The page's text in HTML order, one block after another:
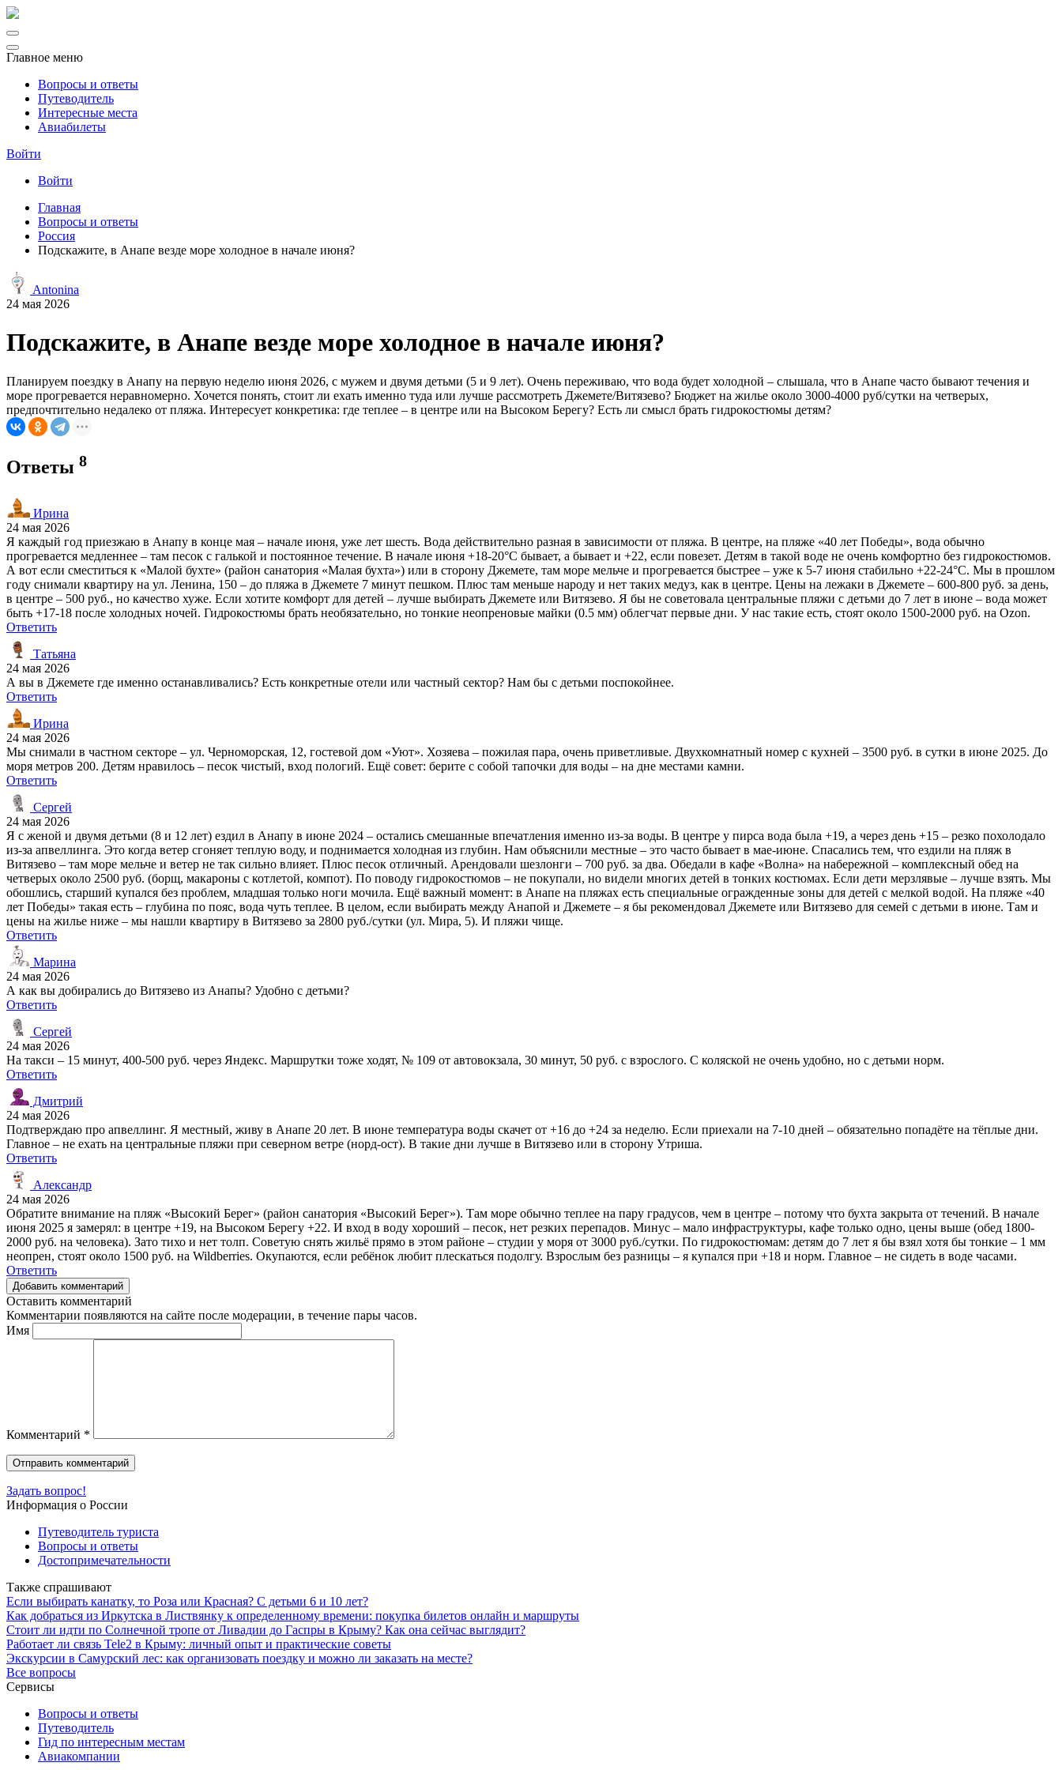
Главное меню
Вопросы и ответы
Путеводитель
Интересные места
Авиабилеты
Войти
Войти
Главная
Вопросы и ответы
Россия
Подскажите, в Анапе везде море холодное в начале июня?
Antonina
24 мая 2026
Подскажите, в Анапе везде море холодное в начале июня?
Планируем поездку в Анапу на первую неделю июня 2026, с мужем и двумя детьми (5 и 9 лет). Очень переживаю, что вода будет холодной – слышала, что в Анапе часто бывают течения и
море прогревается неравномерно. Хочется понять, стоит ли ехать именно туда или лучше рассмотреть Джемете/Витязево? Бюджет на жилье около 3000-4000 руб/сутки на четверых,
предпочтительно недалеко от пляжа. Интересует конкретика: где теплее – в центре или на Высоком Берегу? Есть ли смысл брать гидрокостюмы детям?
Ответы 8
Ирина
24 мая 2026
Я каждый год приезжаю в Анапу в конце мая – начале июня, уже лет шесть. Вода действительно разная в зависимости от пляжа. В центре, на пляже «40 лет Победы», вода обычно
прогревается медленнее – там песок с галькой и постоянное течение. В начале июня +18-20°C бывает, а бывает и +22, если повезет. Детям в такой воде не очень комфортно без гидрокостюмов.
А вот если сместиться к «Малой бухте» (район санатория «Малая бухта») или в сторону Джемете, там море мельче и прогревается быстрее – уже к 5-7 июня стабильно +22-24°C. Мы в прошлом
году снимали квартиру на ул. Ленина, 150 – до пляжа в Джемете 7 минут пешком. Плюс там меньше народу и нет таких медуз, как в центре. Цены на лежаки в Джемете – 600-800 руб. за день,
в центре – 500 руб., но качество хуже. Если хотите комфорт для детей – лучше выбирать Джемете или Витязево. Я бы не советовала центральные пляжи с детьми до 7 лет в июне – вода может
быть +17-18 после холодных ночей. Гидрокостюмы брать необязательно, но тонкие неопреновые майки (0.5 мм) облегчат первые дни. У нас такие есть, стоят около 1500-2000 руб. на Ozon.
Ответить
Татьяна
24 мая 2026
А вы в Джемете где именно останавливались? Есть конкретные отели или частный сектор? Нам бы с детьми поспокойнее.
Ответить
Ирина
24 мая 2026
Мы снимали в частном секторе – ул. Черноморская, 12, гостевой дом «Уют». Хозяева – пожилая пара, очень приветливые. Двухкомнатный номер с кухней – 3500 руб. в сутки в июне 2025. До
моря метров 200. Детям нравилось – песок чистый, вход пологий. Ещё совет: берите с собой тапочки для воды – на дне местами камни.
Ответить
Сергей
24 мая 2026
Я с женой и двумя детьми (8 и 12 лет) ездил в Анапу в июне 2024 – остались смешанные впечатления именно из-за воды. В центре у пирса вода была +19, а через день +15 – резко похолодало
из-за апвеллинга. Это когда ветер сгоняет теплую воду, и поднимается холодная из глубин. Нам объяснили местные – это часто бывает в мае-июне. Спасались тем, что ездили на пляж в
Витязево – там море мельче и ветер не так сильно влияет. Плюс песок отличный. Арендовали шезлонги – 700 руб. за два. Обедали в кафе «Волна» на набережной – комплексный обед на
четверых около 2500 руб. (борщ, макароны с котлетой, компот). По поводу гидрокостюмов – не покупали, но видели многих детей в тонких костюмах. Если дети мерзлявые – лучше взять. Мы
обошлись, старший купался без проблем, младшая только ноги мочила. Ещё важный момент: в Анапе на пляжах есть специальные огражденные зоны для детей с мелкой водой. На пляже «40
лет Победы» такая есть – глубина по пояс, вода чуть теплее. В целом, если выбирать между Анапой и Джемете – я бы рекомендовал Джемете или Витязево для семей с детьми в июне. Там и
цены на жилье ниже – мы нашли квартиру в Витязево за 2800 руб./сутки (ул. Мира, 5). И пляжи чище.
Ответить
Марина
24 мая 2026
А как вы добирались до Витязево из Анапы? Удобно с детьми?
Ответить
Сергей
24 мая 2026
На такси – 15 минут, 400-500 руб. через Яндекс. Маршрутки тоже ходят, № 109 от автовокзала, 30 минут, 50 руб. с взрослого. С коляской не очень удобно, но с детьми норм.
Ответить
Дмитрий
24 мая 2026
Подтверждаю про апвеллинг. Я местный, живу в Анапе 20 лет. В июне температура воды скачет от +16 до +24 за неделю. Если приехали на 7-10 дней – обязательно попадёте на тёплые дни.
Главное – не ехать на центральные пляжи при северном ветре (норд-ост). В такие дни лучше в Витязево или в сторону Утриша.
Ответить
Александр
24 мая 2026
Обратите внимание на пляж «Высокий Берег» (район санатория «Высокий Берег»). Там море обычно теплее на пару градусов, чем в центре – потому что бухта закрыта от течений. В начале
июня 2025 я замерял: в центре +19, на Высоком Берегу +22. И вход в воду хороший – песок, нет резких перепадов. Минус – мало инфраструктуры, кафе только одно, цены выше (обед 1800-
2000 руб. на человека). Зато тихо и нет толп. Советую снять жильё прямо в этом районе – студии у моря от 3000 руб./сутки. По гидрокостюмам: детям до 7 лет я бы взял хотя бы тонкие – 1 мм
неопрен, стоят около 1500 руб. на Wildberries. Окупаются, если ребёнок любит плескаться подолгу. Взрослым без разницы – я купался при +18 и норм. Главное – не сидеть в воде часами.
Ответить
Добавить комментарий
Оставить комментарий
Комментарии появляются на сайте после модерации, в течение пары часов.
Имя
Комментарий *
Задать вопрос!
Информация о России
Путеводитель туриста
Вопросы и ответы
Достопримечательности
Также спрашивают
Если выбирать канатку, то Роза или Красная? С детьми 6 и 10 лет?
Как добраться из Иркутска в Листвянку к определенному времени: покупка билетов онлайн и маршруты
Стоит ли идти по Солнечной тропе от Ливадии до Гаспры в Крыму? Как она сейчас выглядит?
Работает ли связь Tele2 в Крыму: личный опыт и практические советы
Экскурсии в Самурский лес: как организовать поездку и можно ли заказать на месте?
Все вопросы
Сервисы
Вопросы и ответы
Путеводитель
Гид по интересным местам
Авиакомпании